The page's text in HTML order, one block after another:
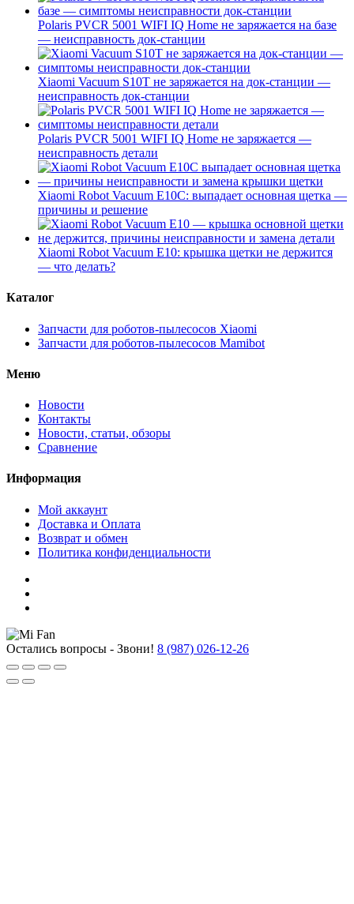
Polaris PVCR 5001 WIFI IQ Home не заряжается на базе
— неисправность док-станции
Xiaomi Vacuum S10T не заряжается на док-станции —
неисправность док-станции
Polaris PVCR 5001 WIFI IQ Home не заряжается —
неисправность детали
Xiaomi Robot Vacuum E10C: выпадает основная щетка —
причины и решение
Xiaomi Robot Vacuum E10: крышка щетки не держится
— что делать?
Каталог
Запчасти для роботов-пылесосов Xiaomi
Запчасти для роботов-пылесосов Mamibot
Меню
Новости
Контакты
Новости, статьи, обзоры
Сравнение
Информация
Мой аккаунт
Доставка и Оплата
Возврат и обмен
Политика конфиденциальности
Остались вопросы - Звони! 8 (987) 026-12-26